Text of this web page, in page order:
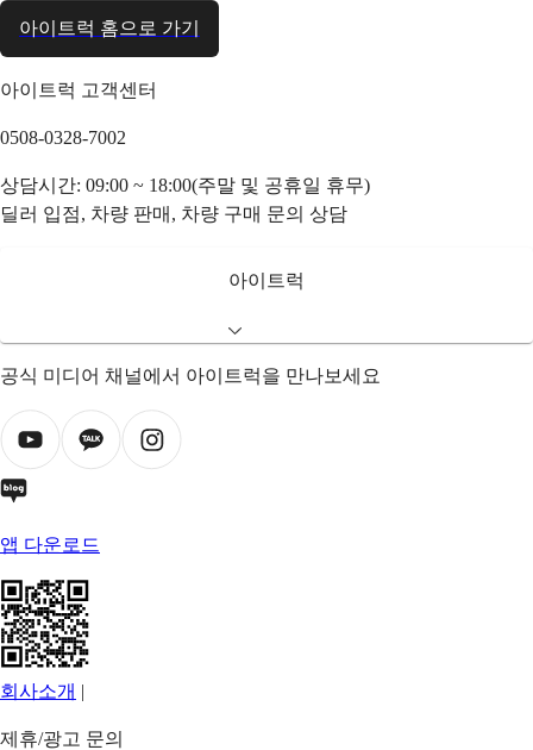
아이트럭 홈으로 가기
아이트럭 고객센터
0508-0328-7002
상담시간: 09:00 ~ 18:00(주말 및 공휴일 휴무)
딜러 입점, 차량 판매, 차량 구매 문의 상담
아이트럭
공식 미디어 채널에서 아이트럭을 만나보세요
앱 다운로드
회사소개 |
제휴/광고 문의